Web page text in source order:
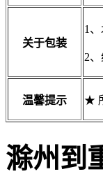
关于包装
1
2
温馨提示 ★
滁州到